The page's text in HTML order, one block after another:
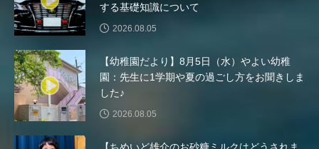
レベッカ・ズロトヴスキ
ロストランド
ヴィヴァルディと私
ヴォルフラーツハウゼン児童合唱団
する基礎知識について
2026.08.05
【幼稚園だより】8月5日（水）やよい幼稚
園：先生に1学期や夏の過ごし方をお聞きしま
した♪
2026.08.05
【ちめいど雄介のお砂糖ミルクはどうされま